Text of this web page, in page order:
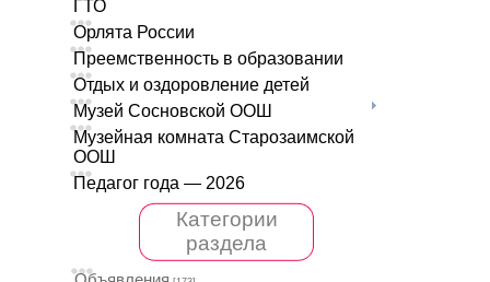
ГТО
Орлята России
Преемственность в образовании
Отдых и оздоровление детей
Музей Сосновской ООШ
Музейная комната Старозаимской
ООШ
Педагог года — 2026
Категории
раздела